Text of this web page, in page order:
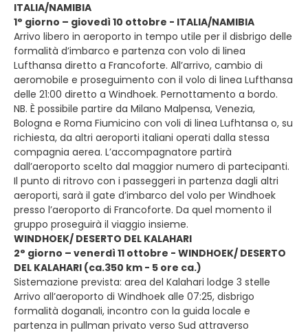
ITALIA/NAMIBIA
1° giorno – giovedì 10 ottobre - ITALIA/NAMIBIA
Arrivo libero in aeroporto in tempo utile per il disbrigo delle
formalità d’imbarco e partenza con volo di linea
Lufthansa diretto a Francoforte. All’arrivo, cambio di
aeromobile e proseguimento con il volo di linea Lufthansa
delle 21:00 diretto a Windhoek. Pernottamento a bordo.
NB. È possibile partire da Milano Malpensa, Venezia,
Bologna e Roma Fiumicino con voli di linea Lufhtansa o, su
richiesta, da altri aeroporti italiani operati dalla stessa
compagnia aerea. L’accompagnatore partirà
dall’aeroporto scelto dal maggior numero di partecipanti.
Il punto di ritrovo con i passeggeri in partenza dagli altri
aeroporti, sarà il gate d’imbarco del volo per Windhoek
presso l’aeroporto di Francoforte. Da quel momento il
gruppo proseguirà il viaggio insieme.
WINDHOEK/ DESERTO DEL KALAHARI
2° giorno – venerdì 11 ottobre - WINDHOEK/ DESERTO
DEL KALAHARI (ca.350 km - 5 ore ca.)
Sistemazione prevista: area del Kalahari lodge 3 stelle
Arrivo all’aeroporto di Windhoek alle 07:25, disbrigo
formalità doganali, incontro con la guida locale e
partenza in pullman privato verso Sud attraverso